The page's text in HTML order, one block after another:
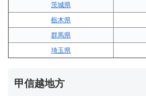
茨城県
栃木県
群馬県
埼玉県
甲信越地方